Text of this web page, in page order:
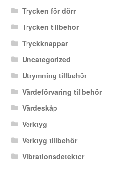
Trycken för dörr
Trycken tillbehör
Tryckknappar
Uncategorized
Utrymning tillbehör
Värdeförvaring tillbehör
Värdeskåp
Verktyg
Verktyg tillbehör
Vibrationsdetektor